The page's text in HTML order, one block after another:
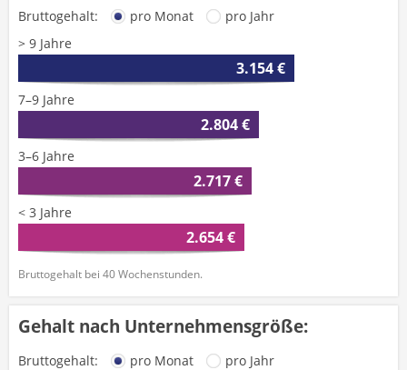
Bruttogehalt: pro Monat
pro Jahr
> 9 Jahre
3.154 €
7–9 Jahre
2.804 €
3–6 Jahre
2.717 €
< 3 Jahre
2.654 €
Bruttogehalt bei 40 Wochenstunden.
Gehalt nach Unternehmensgröße:
Bruttogehalt: pro Monat
pro Jahr